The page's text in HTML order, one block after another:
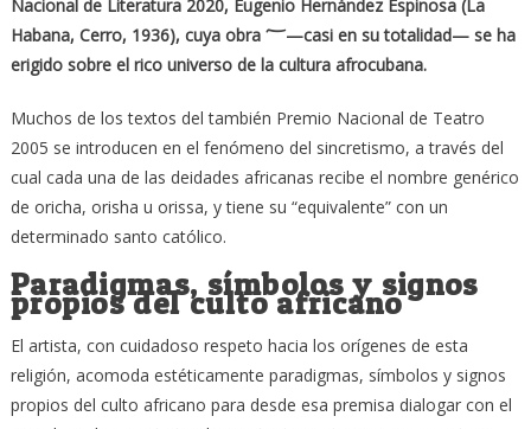
Nacional de Literatura 2020, Eugenio Hernández Espinosa (La
Habana, Cerro, 1936), cuya obra ؅—casi en su totalidad— se ha
erigido sobre el rico universo de la cultura afrocubana.
Muchos de los textos del también Premio Nacional de Teatro
2005 se introducen en el fenómeno del sincretismo, a través del
cual cada una de las deidades africanas recibe el nombre genérico
de oricha, orisha u orissa, y tiene su “equivalente” con un
determinado santo católico.
Paradigmas, símbolos y signos
propios del culto africano
El artista, con cuidadoso respeto hacia los orígenes de esta
religión, acomoda estéticamente paradigmas, símbolos y signos
propios del culto africano para desde esa premisa dialogar con el